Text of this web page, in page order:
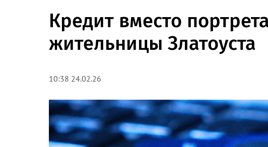
Кредит вместо
жительницы Златоуста
10:38 24.02.26